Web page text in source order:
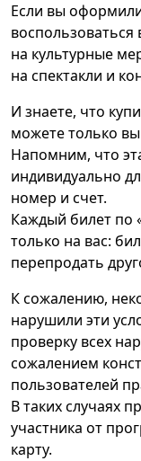
Если вы
на культурные
на спектакли и
И знаете, что
можете только
Напомним, что
индивидуально
номер и счет.
Каждый билет по
только на вас:
перепродать
К сожалению,
нарушили эти
проверку всех
сожалением
пользователей
В таких случаях
участника от
карту.